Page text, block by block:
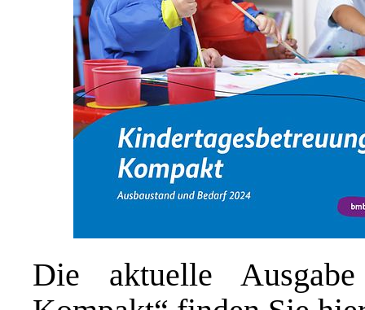
Die aktuelle Ausgabe